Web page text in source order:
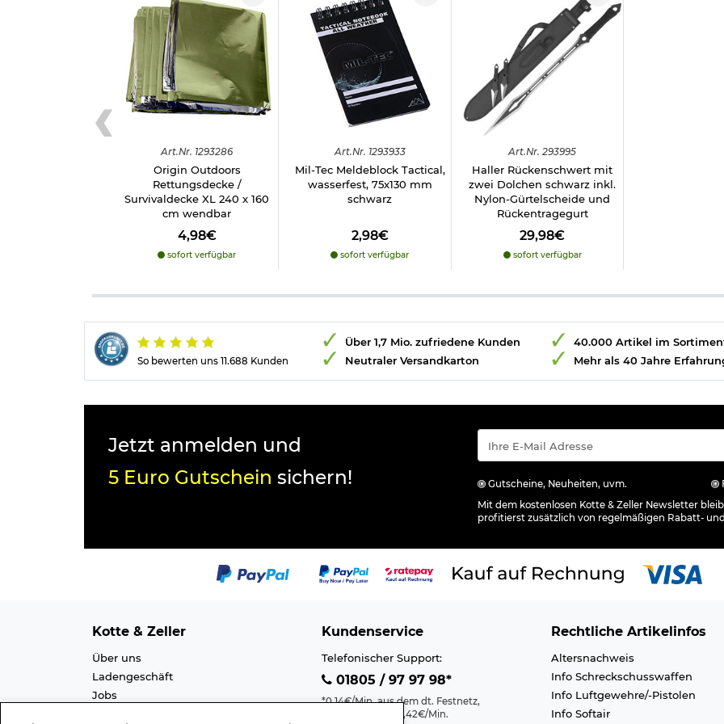
Art.Nr. 1293286
Origin Outdoors
Rettungsdecke /
Survivaldecke XL 240 x 160
cm wendbar
4,98€
sofort verfügbar
Art.Nr. 1293933
Mil-Tec Meldeblock Tactical,
wasserfest, 75x130 mm
schwarz
2,98€
sofort verfügbar
Art.Nr. 293995
Haller Rückenschwert mit
zwei Dolchen schwarz inkl.
Nylon-Gürtelscheide und
Rückentragegurt
29,98€
sofort verfügbar
So bewerten uns 11.688 Kunden
Über 1,7 Mio. zufriedene Kunden
Neutraler Versandkarton
40.000 Artikel im
Mehr als 40 Jahre
Jetzt anmelden und
5 Euro Gutschein sichern! Gutscheine, Neuheiten, uvm.
Mit dem kostenlosen Kotte & Zeller Newsletter
profitierst zusätzlich von regelmäßigen Rabatt-
Kotte & Zeller
Über uns
Ladengeschäft
Jobs
Kundenservice
Telefonischer Support:
01805 / 97 97 98*
*0,14€/Min. aus dem dt. Festnetz,
Mobilfunk max. 0,42€/Min.
Rechtliche Artikelinfos
Altersnachweis
Info Schreckschusswaffen
Info Luftgewehre/-Pistolen
Info Softair